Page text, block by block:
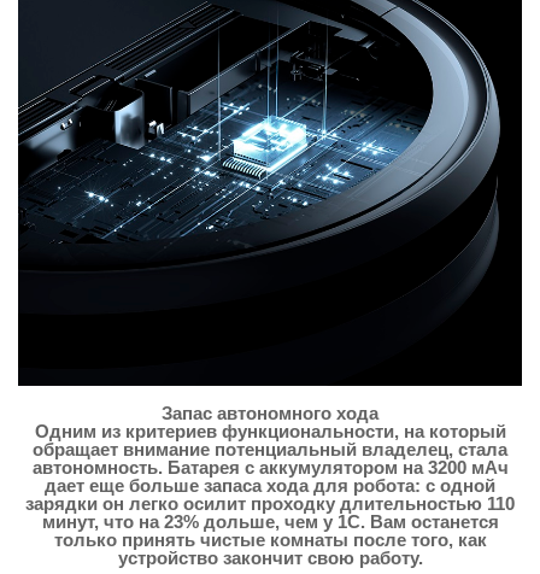
Запас автономного хода
Одним из критериев функциональности, на который
обращает внимание потенциальный владелец, стала
автономность. Батарея с аккумулятором на 3200 мАч
дает еще больше запаса хода для робота: с одной
зарядки он легко осилит проходку длительностью 110
минут, что на 23% дольше, чем у 1С. Вам останется
только принять чистые комнаты после того, как
устройство закончит свою работу.